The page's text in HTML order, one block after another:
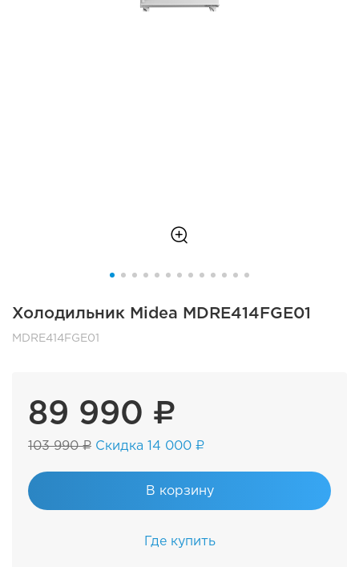
Холодильник Midea MDRE414FGE01
MDRE414FGE01
89 990 ₽
103 990 ₽ Скидка 14 000 ₽
В корзину
Где купить